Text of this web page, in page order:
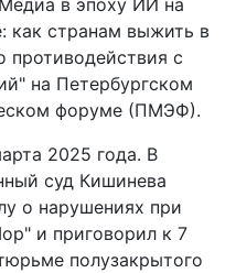
как странам выжить в
противодействия с
на Петербургском
форуме (ПМЭФ).
2025 года. В
суд Кишинева
о нарушениях при
и приговорил к 7
полузакрытого